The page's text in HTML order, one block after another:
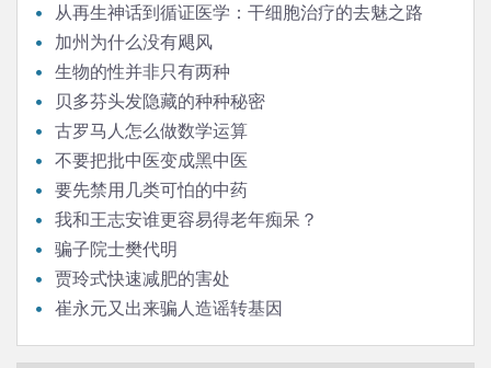
从再生神话到循证医学：干细胞治疗的去魅之路
加州为什么没有飓风
生物的性并非只有两种
贝多芬头发隐藏的种种秘密
古罗马人怎么做数学运算
不要把批中医变成黑中医
要先禁用几类可怕的中药
我和王志安谁更容易得老年痴呆？
骗子院士樊代明
贾玲式快速减肥的害处
崔永元又出来骗人造谣转基因